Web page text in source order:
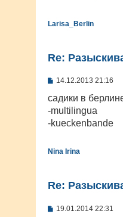
е
Larisa_Berlin
Re:
С
о
щ
е
е
14.12.2013 21:16
садики в
-multilingua
-kueckenbande
Nina Irina
Re:
С19.01.2014 22:31